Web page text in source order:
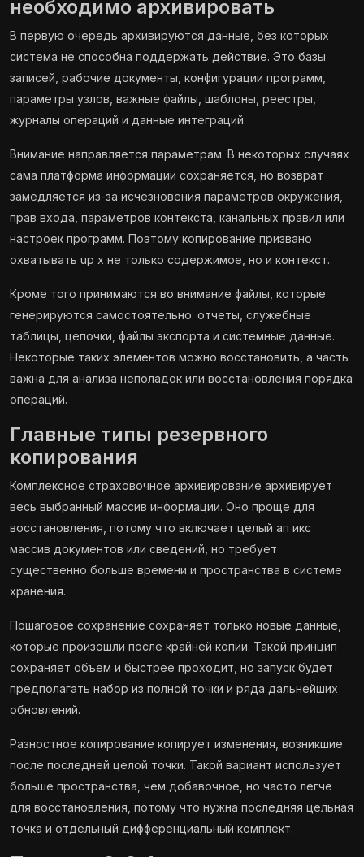
необходимо архивировать
В первую очередь архивируются данные, без которых
система не способна поддержать действие. Это базы
записей, рабочие документы, конфигурации программ,
параметры узлов, важные файлы, шаблоны, реестры,
журналы операций и данные интеграций.
Внимание направляется параметрам. В некоторых случаях
сама платформа информации сохраняется, но возврат
замедляется из-за исчезновения параметров окружения,
прав входа, параметров контекста, канальных правил или
настроек программ. Поэтому копирование призвано
охватывать up x не только содержимое, но и контекст.
Кроме того принимаются во внимание файлы, которые
генерируются самостоятельно: отчеты, служебные
таблицы, цепочки, файлы экспорта и системные данные.
Некоторые таких элементов можно восстановить, а часть
важна для анализа неполадок или восстановления порядка
операций.
Главные типы резервного
копирования
Комплексное страховочное архивирование архивирует
весь выбранный массив информации. Оно проще для
восстановления, потому что включает целый ап икс
массив документов или сведений, но требует
существенно больше времени и пространства в системе
хранения.
Пошаговое сохранение сохраняет только новые данные,
которые произошли после крайней копии. Такой принцип
сохраняет объем и быстрее проходит, но запуск будет
предполагать набор из полной точки и ряда дальнейших
обновлений.
Разностное копирование копирует изменения, возникшие
после последней целой точки. Такой вариант использует
больше пространства, чем добавочное, но часто легче
для восстановления, потому что нужна последняя цельная
точка и отдельный дифференциальный комплект.